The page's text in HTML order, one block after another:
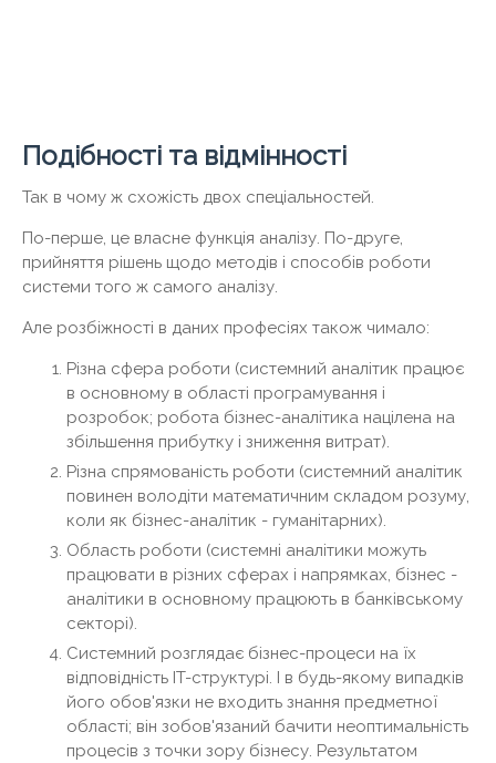
Подібності та відмінності
Так в чому ж схожість двох спеціальностей.
По-перше, це власне функція аналізу. По-друге,
прийняття рішень щодо методів і способів роботи
системи того ж самого аналізу.
Але розбіжності в даних професіях також чимало:
Різна сфера роботи (системний аналітик працює
в основному в області програмування і
розробок; робота бізнес-аналітика націлена на
збільшення прибутку і зниження витрат).
Різна спрямованість роботи (системний аналітик
повинен володіти математичним складом розуму,
коли як бізнес-аналітик - гуманітарних).
Область роботи (системні аналітики можуть
працювати в різних сферах і напрямках, бізнес -
аналітики в основному працюють в банківському
секторі).
Системний розглядає бізнес-процеси на їх
відповідність IT-структурі. І в будь-якому випадків
його обов'язки не входить знання предметної
області; він зобов'язаний бачити неоптимальність
процесів з точки зору бізнесу. Результатом